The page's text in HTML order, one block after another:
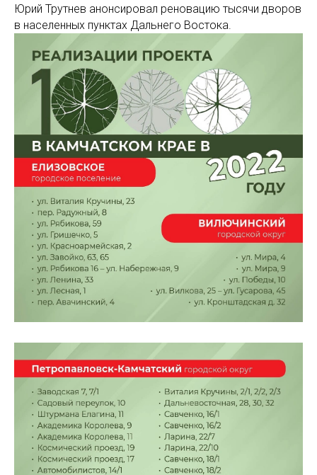
Юрий Трутнев анонсировал реновацию тысячи дворов
в населенных пунктах Дальнего Востока.